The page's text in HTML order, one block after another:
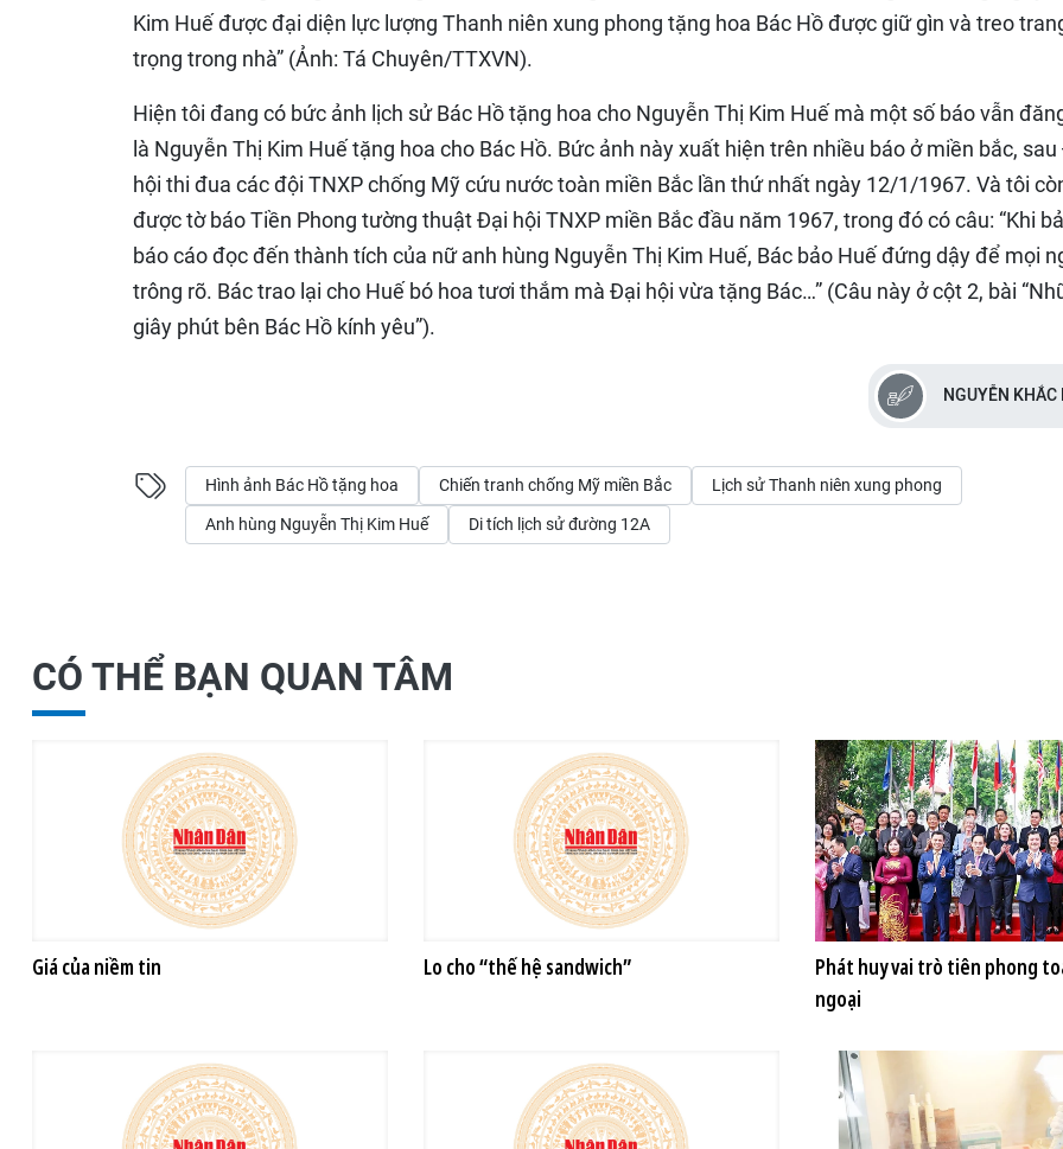
Kim Huế được đại diện lực lượng Thanh niên xung phong tặng hoa Bác Hồ được giữ gìn và treo
trọng trong nhà” (Ảnh: Tá Chuyên/TTXVN).
Hiện tôi đang có bức ảnh lịch sử Bác Hồ tặng hoa cho Nguyễn Thị Kim Huế mà một số báo vẫn
là Nguyễn Thị Kim Huế tặng hoa cho Bác Hồ. Bức ảnh này xuất hiện trên nhiều báo ở miền bắc,
hội thi đua các đội TNXP chống Mỹ cứu nước toàn miền Bắc lần thứ nhất ngày 12/1/1967. Và tôi
được tờ báo Tiền Phong tường thuật Đại hội TNXP miền Bắc đầu năm 1967, trong đó có câu: “Khi
báo cáo đọc đến thành tích của nữ anh hùng Nguyễn Thị Kim Huế, Bác bảo Huế đứng dậy để mọi
trông rõ. Bác trao lại cho Huế bó hoa tươi thắm mà Đại hội vừa tặng Bác…” (Câu này ở cột 2, bài
giây phút bên Bác Hồ kính yêu”).
NGUYỄN KHẮC
Hình ảnh Bác Hồ tặng hoa Chiến tranh chống Mỹ miền Bắc Lịch sử Thanh niên xung phong
Anh hùng Nguyễn Thị Kim Huế Di tích lịch sử đường 12A
CÓ THỂ BẠN QUAN TÂM
Giá của niềm tin Lo cho “thế hệ sandwich”
Phát huy vai trò tiên phong
ngoại